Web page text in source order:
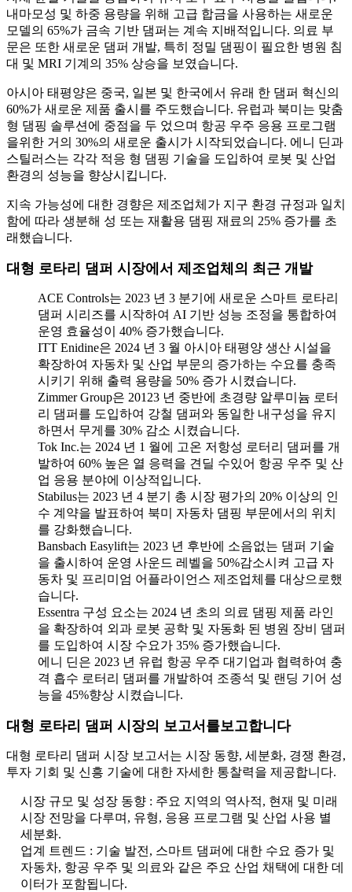
내마모성 및 하중 용량을 위해 고급 합금을 사용하는 새로운
모델의 65%가 금속 기반 댐퍼는 계속 지배적입니다. 의료 부
문은 또한 새로운 댐퍼 개발, 특히 정밀 댐핑이 필요한 병원 침
대 및 MRI 기계의 35% 상승을 보였습니다.
아시아 태평양은 중국, 일본 및 한국에서 유래 한 댐퍼 혁신의
60%가 새로운 제품 출시를 주도했습니다. 유럽과 북미는 맞춤
형 댐핑 솔루션에 중점을 두 었으며 항공 우주 응용 프로그램
을위한 거의 30%의 새로운 출시가 시작되었습니다. 에니 딘과
스틸러스는 각각 적응 형 댐핑 기술을 도입하여 로봇 및 산업
환경의 성능을 향상시킵니다.
지속 가능성에 대한 경향은 제조업체가 지구 환경 규정과 일치
함에 따라 생분해 성 또는 재활용 댐핑 재료의 25% 증가를 초
래했습니다.
대형 로타리 댐퍼 시장에서 제조업체의 최근 개발
ACE Controls는 2023 년 3 분기에 새로운 스마트 로타리
댐퍼 시리즈를 시작하여 AI 기반 성능 조정을 통합하여
운영 효율성이 40% 증가했습니다.
ITT Enidine은 2024 년 3 월 아시아 태평양 생산 시설을
확장하여 자동차 및 산업 부문의 증가하는 수요를 충족
시키기 위해 출력 용량을 50% 증가 시켰습니다.
Zimmer Group은 20123 년 중반에 초경량 알루미늄 로터
리 댐퍼를 도입하여 강철 댐퍼와 동일한 내구성을 유지
하면서 무게를 30% 감소 시켰습니다.
Tok Inc.는 2024 년 1 월에 고온 저항성 로터리 댐퍼를 개
발하여 60% 높은 열 응력을 견딜 수있어 항공 우주 및 산
업 응용 분야에 이상적입니다.
Stabilus는 2023 년 4 분기 총 시장 평가의 20% 이상의 인
수 계약을 발표하여 북미 자동차 댐핑 부문에서의 위치
를 ​​강화했습니다.
Bansbach Easylift는 2023 년 후반에 소음없는 댐퍼 기술
을 출시하여 운영 사운드 레벨을 50%감소시켜 고급 자
동차 및 프리미엄 어플라이언스 제조업체를 대상으로했
습니다.
Essentra 구성 요소는 2024 년 초의 의료 댐핑 제품 라인
을 확장하여 외과 로봇 공학 및 자동화 된 병원 장비 댐퍼
를 도입하여 시장 수요가 35% 증가했습니다.
에니 딘은 2023 년 유럽 항공 우주 대기업과 협력하여 충
격 흡수 로터리 댐퍼를 개발하여 조종석 및 랜딩 기어 성
능을 45%향상 시켰습니다.
대형 로타리 댐퍼 시장의 보고서를보고합니다
대형 로타리 댐퍼 시장 보고서는 시장 동향, 세분화, 경쟁 환경,
투자 기회 및 신흥 기술에 대한 자세한 통찰력을 제공합니다.
시장 규모 및 성장 동향 : 주요 지역의 역사적, 현재 및 미래
시장 전망을 다루며, 유형, 응용 프로그램 및 산업 사용 별
세분화.
업계 트렌드 : 기술 발전, 스마트 댐퍼에 대한 수요 증가 및
자동차, 항공 우주 및 의료와 같은 주요 산업 채택에 대한 데
이터가 포함됩니다.